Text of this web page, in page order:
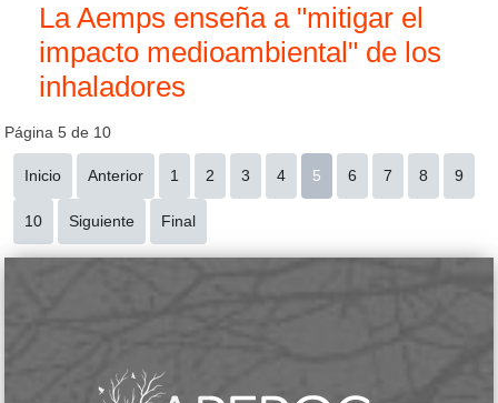
La Aemps enseña a "mitigar el
impacto medioambiental" de los
inhaladores
Página 5 de 10
Inicio Anterior 1 2 3 4 5 6 7 8 9
10 Siguiente Final